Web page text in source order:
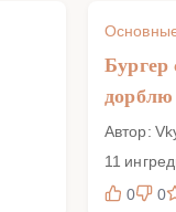
Бургер
дорблю
Автор:
11
0
0